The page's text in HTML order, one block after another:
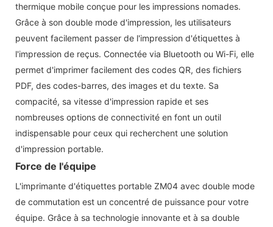
thermique mobile conçue pour les impressions nomades.
Grâce à son double mode d'impression, les utilisateurs
peuvent facilement passer de l'impression d'étiquettes à
l'impression de reçus. Connectée via Bluetooth ou Wi-Fi, elle
permet d'imprimer facilement des codes QR, des fichiers
PDF, des codes-barres, des images et du texte. Sa
compacité, sa vitesse d'impression rapide et ses
nombreuses options de connectivité en font un outil
indispensable pour ceux qui recherchent une solution
d'impression portable.
Force de l'équipe
L'imprimante d'étiquettes portable ZM04 avec double mode
de commutation est un concentré de puissance pour votre
équipe. Grâce à sa technologie innovante et à sa double